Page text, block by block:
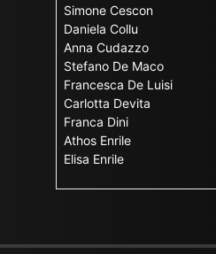
Simone Cescon
Daniela Collu
Anna Cudazzo
Stefano De Maco
Francesca De Luisi
Carlotta Devita
Franca Dini
Athos Enrile
Elisa Enrile